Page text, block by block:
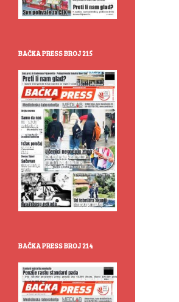
BAČKA PRESS BROJ 215
BAČKA PRESS BROJ 214